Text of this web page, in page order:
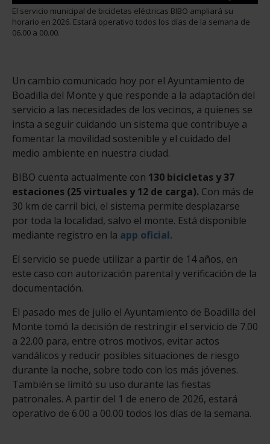
El servicio municipal de bicicletas eléctricas BIBO ampliará su
horario en 2026. Estará operativo todos los días de la semana de
06.00 a 00.00.
Un cambio comunicado hoy por el Ayuntamiento de
Boadilla del Monte y que responde a la adaptación del
servicio a las necesidades de los vecinos, a quienes se
insta a seguir cuidando un sistema que contribuye a
fomentar la movilidad sostenible y el cuidado del
medio ambiente en nuestra ciudad.
BIBO cuenta actualmente con 130 bicicletas y 37
estaciones (25 virtuales y 12 de carga). Con más de
30 km de carril bici, el sistema permite desplazarse
por toda la localidad, salvo el monte. Está disponible
mediante registro en la app oficial.
El servicio se puede utilizar a partir de 14 años, en
este caso con autorización parental y verificación de la
documentación.
El pasado mes de julio el Ayuntamiento de Boadilla del
Monte tomó la decisión de restringir el servicio de 7.00
a 22.00 para, entre otros motivos, evitar actos
vandálicos y reducir posibles situaciones de riesgo
durante la noche, sobre todo con los más jóvenes.
También se limitó su uso durante las fiestas
patronales. A partir del 1 de enero de 2026, estará
operativo de 6.00 a 00.00 todos los días de la semana.